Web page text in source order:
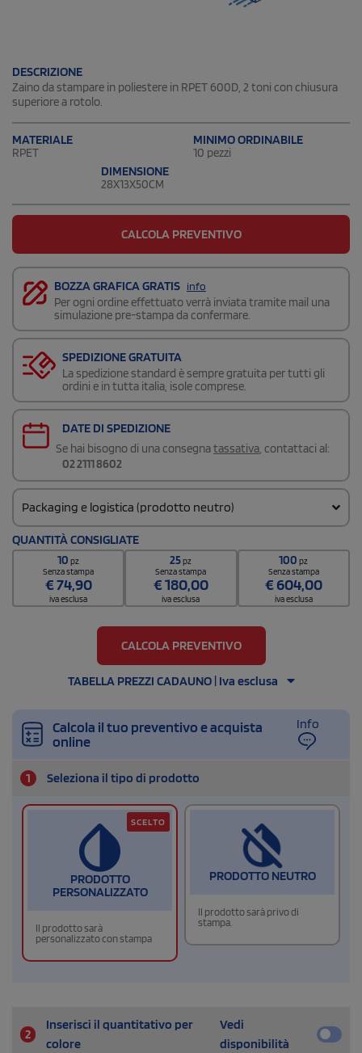
DESCRIZIONE
Zaino da stampare in poliestere in RPET 600D, 2 toni con chiusura
superiore a rotolo.
MATERIALE
RPET
MINIMO ORDINABILE
10 pezzi
DIMENSIONE
28X13X50CM
CALCOLA PREVENTIVO
BOZZA GRAFICA GRATIS info
Per ogni ordine effettuato verrà inviata tramite mail una
simulazione pre-stampa da confermare.
SPEDIZIONE GRATUITA
La spedizione standard è sempre gratuita per tutti gli
ordini e in tutta italia, isole comprese.
DATE DI SPEDIZIONE
Se hai bisogno di una consegnatassativa, contattaci al:
02 2111 8602
Packaging e logistica (prodotto neutro)
Codice doganale
4202 9291
Quantità per scatola
QUANTITÀ CONSIGLIATE
10pz
Senza stampa
€74,90
iva esclusa
25pz
Senza stampa
€180,00
iva esclusa
100pz
Senza stampa
€604,00
iva esclusa
CALCOLA PREVENTIVO
TABELLA PREZZI CADAUNO | Iva esclusa
Calcola il tuo preventivo e acquista
online
Info
1 Seleziona il tipo di prodotto
PRODOTTO
PERSONALIZZATO
Il prodotto sarà
personalizzato con stampa
SCELTO
PRODOTTO NEUTRO
Il prodotto sarà privo di
stampa.
2
Inserisci il quantitativo per
colore
Vedi
disponibilità